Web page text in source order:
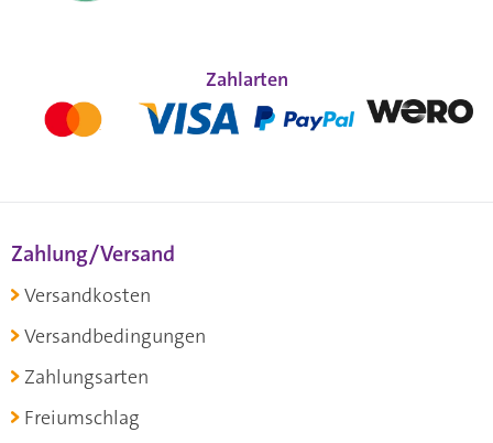
Zahlarten
Zahlung/Versand
Versandkosten
Versandbedingungen
Zahlungsarten
Freiumschlag